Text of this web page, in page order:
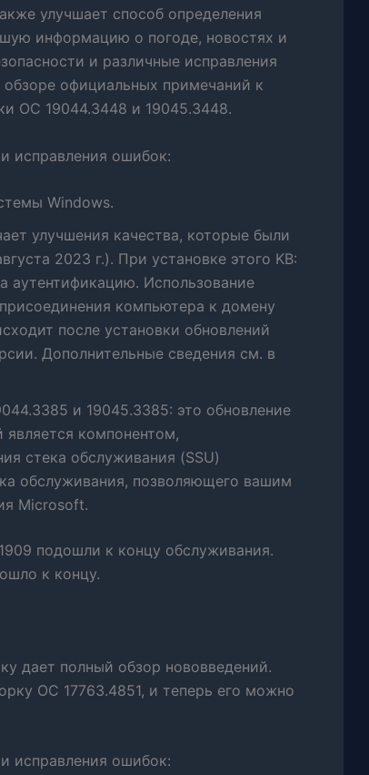
улучшает способ определения
информацию о погоде, новостях и
и различные исправления
официальных примечаний к
ОС 19044.3448 и 19045.3448.
исправления ошибок:
Windows.
улучшения качества, которые были
2023 г.). При установке этого KB:
аутентификацию. Использование
компьютера к домену
после установки обновлений
Дополнительные сведения см. в
и 19045.3385: это обновление
компонентом,
стека обслуживания (SSU)
обслуживания, позволяющего вашим
Microsoft.
подошли к концу обслуживания.
к концу.
дает полный обзор нововведений.
ОС 17763.4851, и теперь его можно
исправления ошибок: